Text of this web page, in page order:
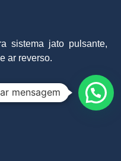
sistema jato pulsante,
ar reverso.
mensagem